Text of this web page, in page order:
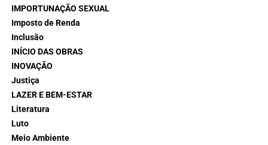
IMPORTUNAÇÃO SEXUAL
Imposto de Renda
Inclusão
INÍCIO DAS OBRAS
INOVAÇÃO
Justiça
LAZER E BEM-ESTAR
Literatura
Luto
Meio Ambiente